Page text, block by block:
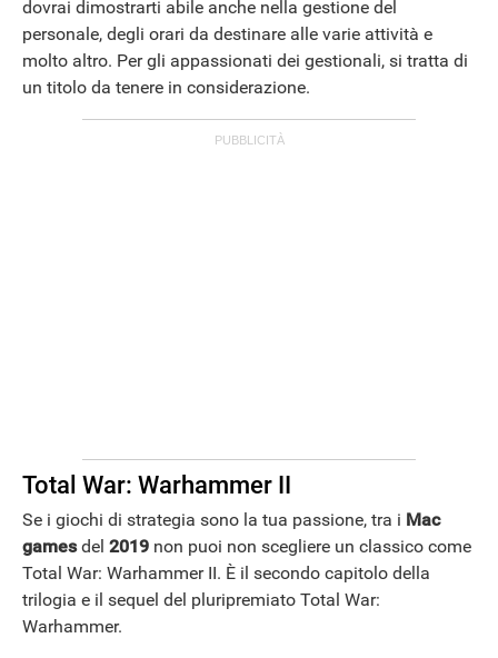
dovrai dimostrarti abile anche nella gestione del
personale, degli orari da destinare alle varie attività e
molto altro. Per gli appassionati dei gestionali, si tratta di
un titolo da tenere in considerazione.
Total War: Warhammer II
Se i giochi di strategia sono la tua passione, tra i Mac
gamesdel 2019 non puoi non scegliere un classico come
Total War: Warhammer II. È il secondo capitolo della
trilogia e il sequel del pluripremiato Total War:
Warhammer.